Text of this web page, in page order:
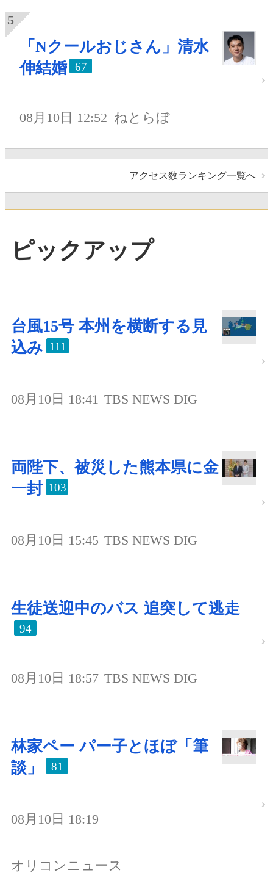
「Nクールおじさん」清水
伸結婚
67
08月10日 12:52 ねとらぼ
アクセス数ランキング一覧へ
ピックアップ
台風15号 本州を横断する見
込み 111
08月10日 18:41 TBS NEWS DIG
両陛下、被災した熊本県に金
一封 103
08月10日 15:45 TBS NEWS DIG
生徒送迎中のバス 追突して逃走
94
08月10日 18:57 TBS NEWS DIG
林家ペー パー子とほぼ「筆
談」
81
08月10日 18:19
オリコンニュース